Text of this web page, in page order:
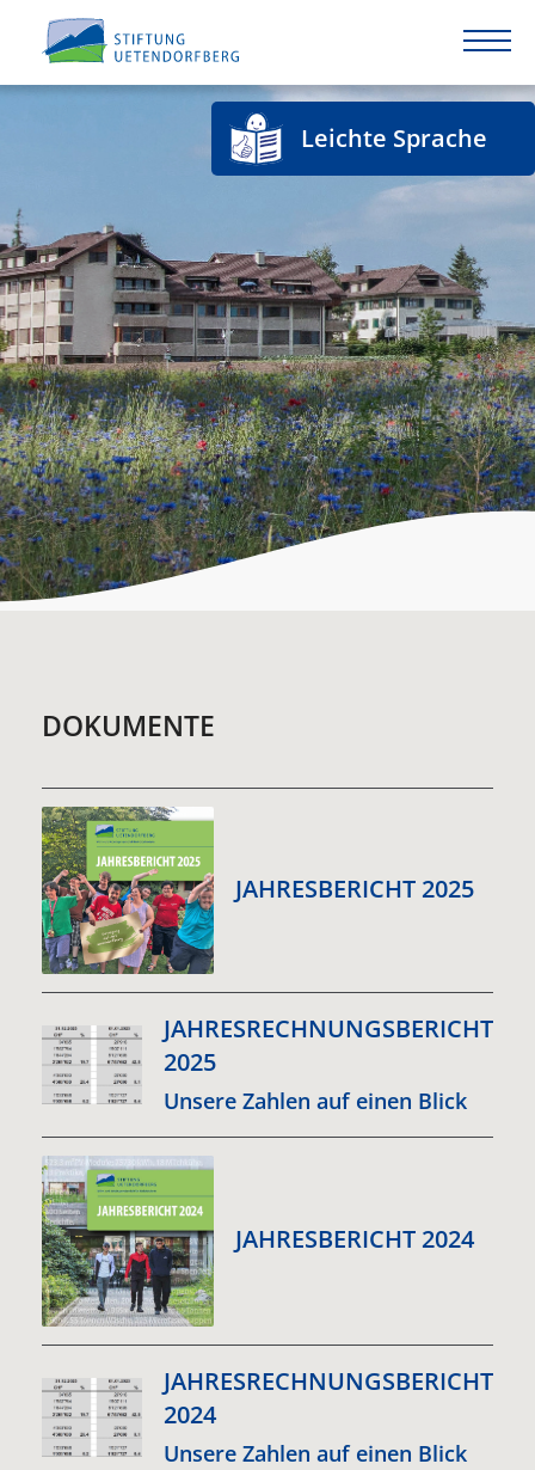
Leichte Sprache
DOKUMENTE
JAHRESBERICHT 2025
JAHRESRECHNUNGSBERICHT
2025
Unsere Zahlen auf einen Blick
JAHRESBERICHT 2024
JAHRESRECHNUNGSBERICHT
2024
Unsere Zahlen auf einen Blick